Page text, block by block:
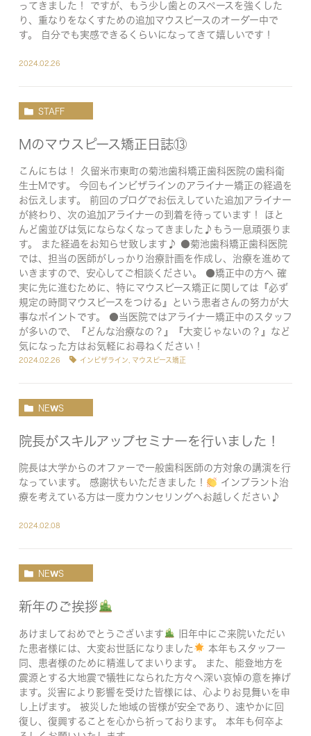
ってきました！ ですが、もう少し歯とのスペースを強くした
り、重なりをなくすための追加マウスピースのオーダー中で
す。 自分でも実感できるくらいになってきて嬉しいです！
2024.02.26
STAFF
Mのマウスピース矯正日誌⑬
こんにちは！ 久留米市東町の菊池歯科矯正歯科医院の歯科衛
生士Mです。 今回もインビザラインのアライナー矯正の経過を
お伝えします。 前回のブログでお伝えしていた追加アライナー
が終わり、次の追加アライナーの到着を待っています！ ほと
んど歯並びは気にならなくなってきました♪もう一息頑張りま
す。 また経過をお知らせ致します♪ ●菊池歯科矯正歯科医院
では、担当の医師がしっかり治療計画を作成し、治療を進めて
いきますので、安心してご相談ください。 ●矯正中の方へ 確
実に先に進むために、特にマウスピース矯正に関しては『必ず
規定の時間マウスピースをつける』という患者さんの努力が大
事なポイントです。 ●当医院ではアライナー矯正中のスタッフ
が多いので、『どんな治療なの？』『大変じゃないの？』など
気になった方はお気軽にお尋ねください！
2024.02.26 インビザライン マウスピース矯正
NEWS
院長がスキルアップセミナーを行いました！
院長は大学からのオファーで一般歯科医師の方対象の講演を行
なっています。 感謝状もいただきました！
インプラント治
療を考えている方は一度カウンセリングへお越しください♪
2024.02.08
NEWS
新年のご挨拶
あけましておめでとうございます
旧年中にご来院いただい
た患者様には、大変お世話になりました
本年もスタッフ一
同、患者様のために精進してまいります。 また、能登地方を
震源とする大地震で犠牲になられた方々へ深い哀悼の意を捧げ
ます。災害により影響を受けた皆様には、心よりお見舞いを申
し上げます。 被災した地域の皆様が安全であり、速やかに回
復し、復興することを心から祈っております。 本年も何卒よ